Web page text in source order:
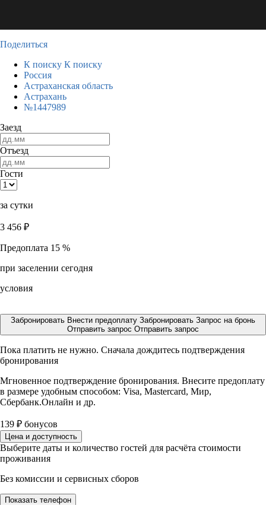
Поделиться
К поиску К поиску
Россия
Астраханская область
Астрахань
№1447989
Заезд
Отъезд
Гости
за сутки
3 456 ₽
Предоплата 15 %
при заселении сегодня
условия
Забронировать Внести предоплату Забронировать Запрос на бронь
Отправить запрос Отправить запрос
Пока платить не нужно. Сначала дождитесь подтверждения
бронирования
Мгновенное подтверждение бронирования. Внесите предоплату
в размере удобным способом: Visa, Mastercard, Мир,
Сбербанк.Онлайн и др.
139 ₽ бонусов
Цена и доступность
Выберите даты и количество гостей для расчёта стоимости
проживания
Без комиссии и сервисных сборов
Показать телефон